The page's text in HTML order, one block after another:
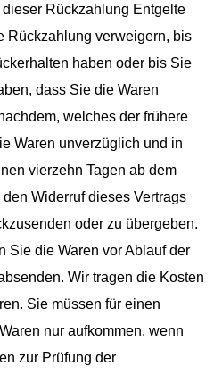
Rückzahlung Entgelte
Rückzahlung verweigern, bis
haben oder bis Sie
dass Sie die Waren
welches der frühere
Waren unverzüglich und in
vierzehn Tagen ab dem
Widerruf dieses Vertrags
oder zu übergeben.
Sie die Waren vor Ablauf der
Wir tragen die Kosten
Sie müssen für einen
nur aufkommen, wenn
zur Prüfung der